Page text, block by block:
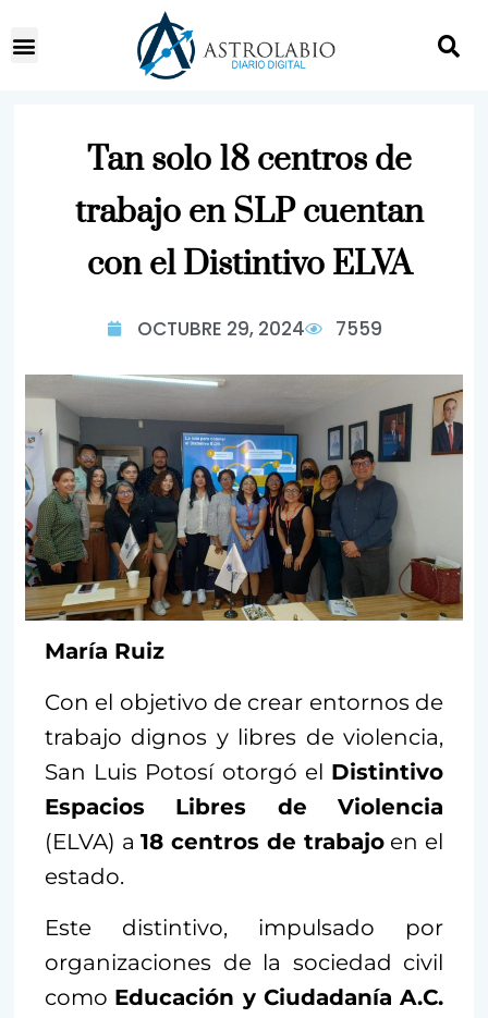
Tan solo 18 centros de
trabajo en SLP cuentan
con el Distintivo ELVA
OCTUBRE 29, 2024 7559
María Ruiz
Con el objetivo de crear entornos de
trabajo dignos y libres de violencia,
San Luis Potosí otorgó el Distintivo
Espacios Libres de Violencia
(ELVA) a18 centros de trabajoen el
estado.
Este distintivo, impulsado por
organizaciones de la sociedad civil
como Educación y Ciudadanía A.C.